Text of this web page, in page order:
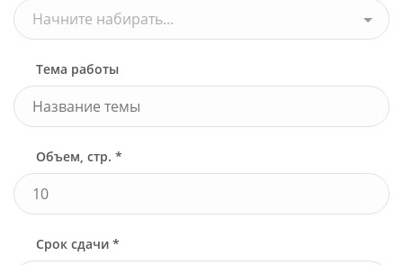
Начните набирать...
Тема работы
Объем, стр. *
Срок сдачи *